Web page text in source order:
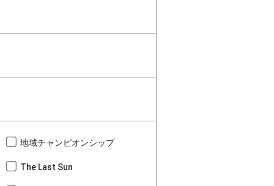
地域チャンピオンシップ
The Last Sun